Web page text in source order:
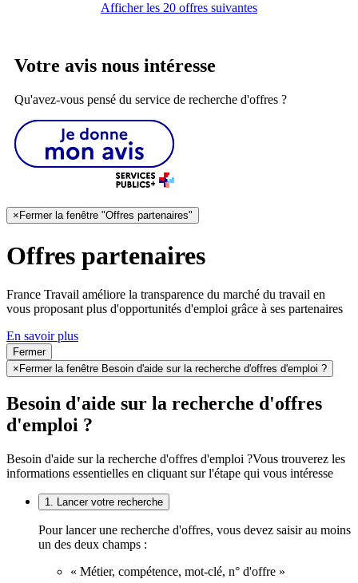
Afficher les 20 offres suivantes
Votre avis nous intéresse
Qu'avez-vous pensé du service de recherche d'offres ?
× Fermer la fenêtre "Offres partenaires"
Offres partenaires
France Travail améliore la transparence du marché du travail en
vous proposant plus d'opportunités d'emploi grâce à ses partenaires
En savoir plus
Fermer
× Fermer la fenêtre Besoin d'aide sur la recherche d'offres d'emploi ?
Besoin d'aide sur la recherche d'offres
d'emploi ?
Besoin d'aide sur la recherche d'offres d'emploi ?Vous trouverez les
informations essentielles en cliquant sur l'étape qui vous intéresse
1. Lancer votre recherche
Pour lancer une recherche d'offres, vous devez saisir au moins
un des deux champs :
« Métier, compétence, mot-clé, n° d'offre »